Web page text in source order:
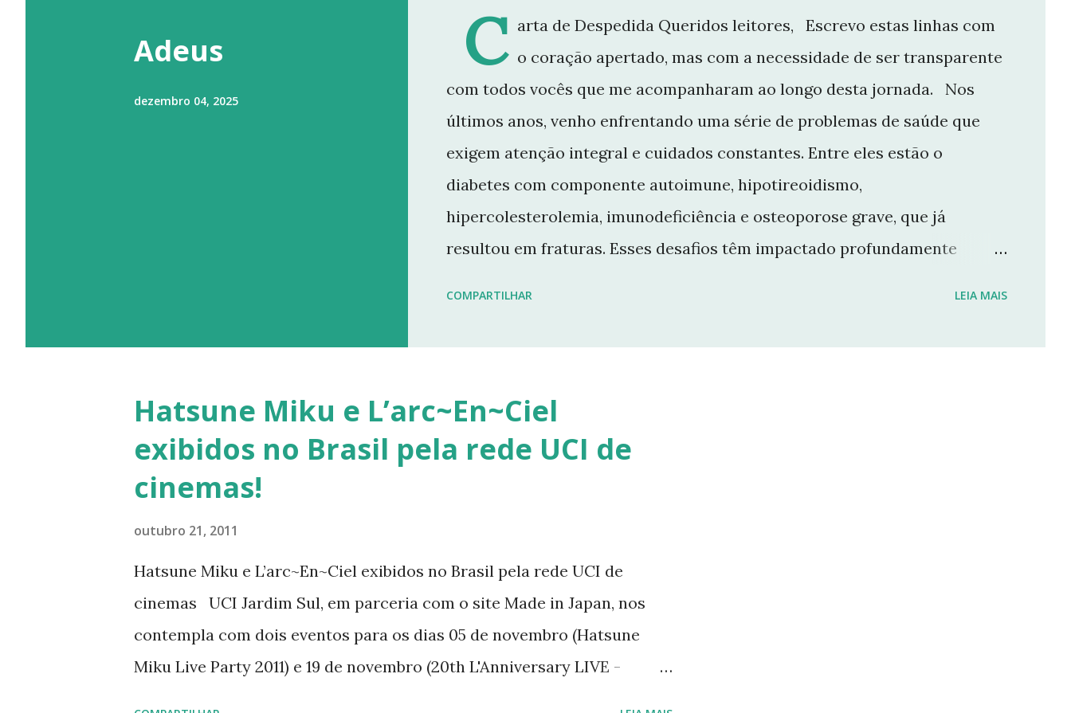
Adeus
dezembro 04, 2025
C arta de Despedida Queridos leitores, Escrevo estas linhas com
o coração apertado, mas com a necessidade de ser transparente
com todos vocês que me acompanharam ao longo desta jornada. Nos
últimos anos, venho enfrentando uma série de problemas de saúde que
exigem atenção integral e cuidados constantes. Entre eles estão o
diabetes com componente autoimune, hipotireoidismo,
hipercolesterolemia, imunodeficiência e osteoporose grave, que já
resultou em fraturas. Esses desafios têm impactado profundamente
decisão de dar uma pausa no blog. Não posso garantir quando — ou se —
saúde e buscar qualidade de vida dentro das limitações que enfrento.
Quero agradecer imensamente a cada um de vocês que esteve comigo,
COMPARTILHAR LEIA MAIS
Hatsune Miku e L’arc~En~Ciel
exibidos no Brasil pela rede UCI de
cinemas!
outubro 21, 2011
Hatsune Miku e L’arc~En~Ciel exibidos no Brasil pela rede UCI de
cinemas UCI Jardim Sul, em parceria com o site Made in Japan, nos
contempla com dois eventos para os dias 05 de novembro (Hatsune
Miku Live Party 2011) e 19 de novembro (20th L'Anniversary LIVE -